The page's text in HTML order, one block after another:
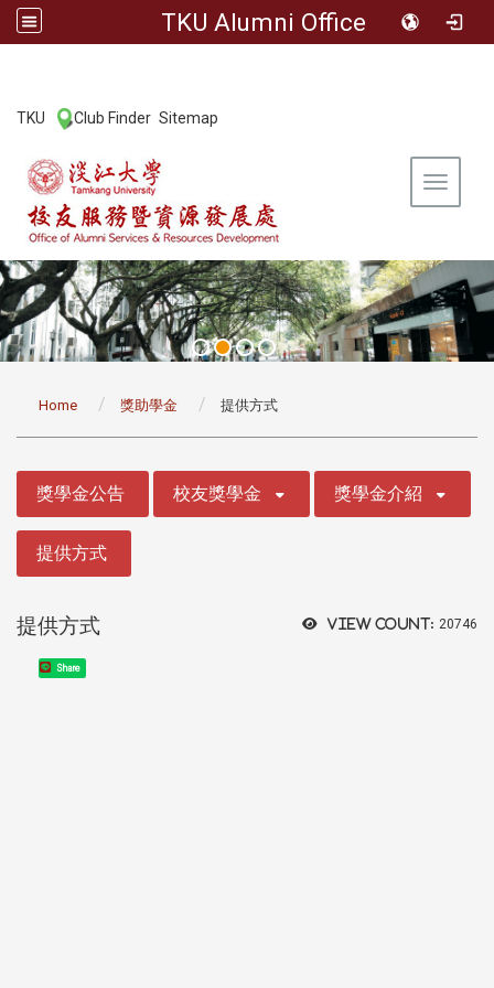
TKU Alumni Office
TKU Club Finder Sitemap
Toggle
Home 獎助學金 提供方式
獎學金公告 校友獎學金 獎學金介紹
提供方式
View count: 20746
提供方式
Share